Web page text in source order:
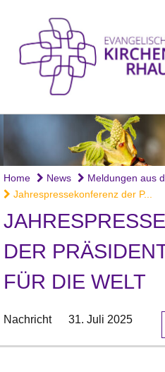
Home News
Meldungen aus
Jahrespressekonferenz der P...
DER
FÜR DIE WELT
Nachricht 31. Juli 2025